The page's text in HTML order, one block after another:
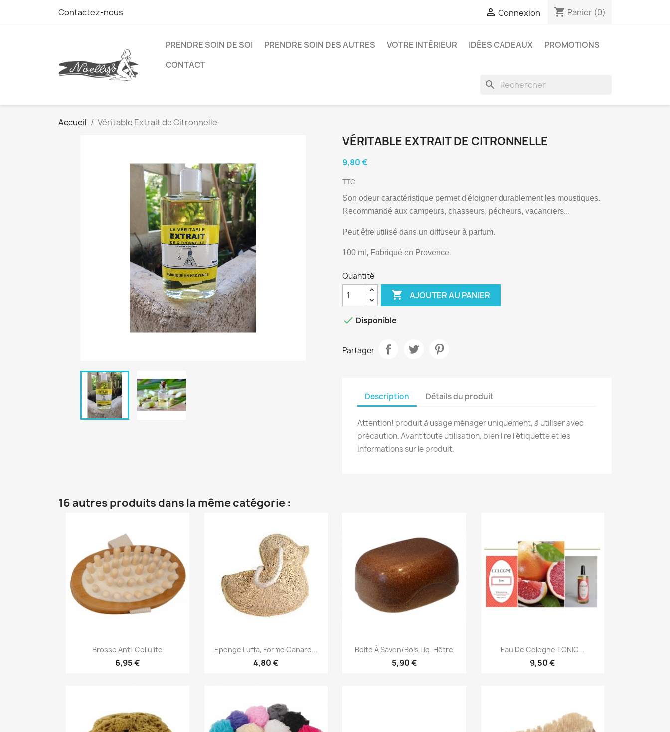
Contactez-nous  Connexion shopping_cart Panier (0)
PRENDRE SOIN DE SOI PRENDRE SOIN DES AUTRES VOTRE INTÉRIEUR IDÉES CADEAUX
PROMOTIONS
CONTACT
search
Accueil Véritable Extrait de Citronnelle
VÉRITABLE EXTRAIT DE CITRONNELLE
9,80 €
TTC
Son odeur caractéristique permet d'éloigner durablement les moustiques.
Recommandé aux campeurs, chasseurs, pécheurs, vacanciers...
Peut être utilisé dans un diffuseur à parfum.
100 ml, Fabriqué en Provence
Quantité
 AJOUTER AU PANIER
 Disponible
Partager
Description Détails du produit
Attention! produit à usage ménager uniquement, à utiliser avec
précaution. Avant toute utilisation, bien lire l'étiquette et les
informations sur le produit.
16 autres produits dans la même catégorie :
Aperçu rapide
Brosse Anti-Cellulite
6,95 €
Aperçu rapide
Eponge Luffa, Forme Canard...
4,80 €
Aperçu rapide
Boite À Savon/Bois Liq. Hêtre
5,90 €
Aperçu rapide
Eau De Cologne TONIC...
9,50 €